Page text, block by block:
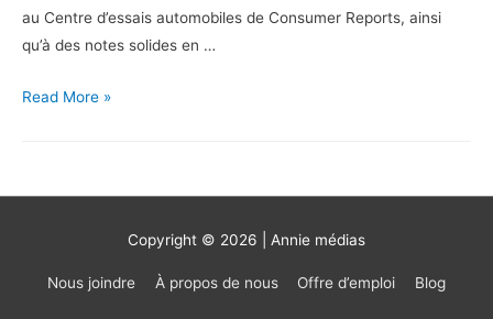
au Centre d’essais automobiles de Consumer Reports, ainsi
qu’à des notes solides en …
Quels
Read More »
Copyright © 2026 | Annie médias
Nous joindre À propos de nous Offre d’emploi Blog